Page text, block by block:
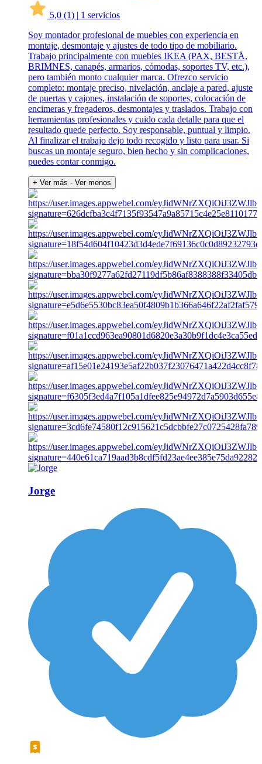
5,0 (1) | 1 servicios
Soy montador profesional de muebles con experiencia en
montaje, desmontaje y ajustes de todo tipo de mobiliario.
Trabajo principalmente con muebles IKEA (PAX, BESTÅ,
BRIMNES, canapés, armarios, cómodas, soportes TV, etc.),
pero también monto cualquier marca. Ofrezco servicio
completo: montaje preciso, nivelación, anclaje a pared, ajuste
de puertas y cajones, instalación de soportes, colocación de
encimeras y fregaderos, desmontajes y traslados. Trabajo con
herramientas profesionales y cuido cada detalle para que el
resultado quede perfecto. Soy responsable, puntual y limpio.
Al finalizar el trabajo dejo todo recogido y listo para usar. Si
buscas un montaje seguro, bien hecho y sin complicaciones,
puedes contar conmigo.
+ Ver más - Ver menos
Jorge